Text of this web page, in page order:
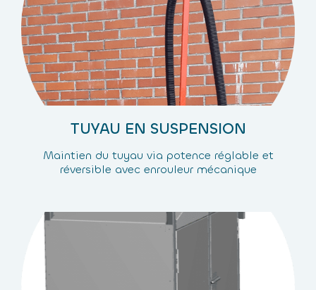
TUYAU EN SUSPENSION
Maintien du tuyau via potence réglable et
réversible avec enrouleur mécanique